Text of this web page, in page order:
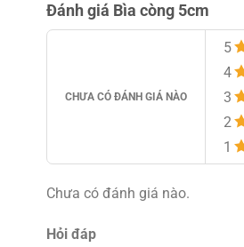
Đánh giá Bìa còng 5cm
CHƯA CÓ ĐÁNH GIÁ NÀO
5
4
3
2
1
Chưa có đánh giá nào.
Hỏi đáp